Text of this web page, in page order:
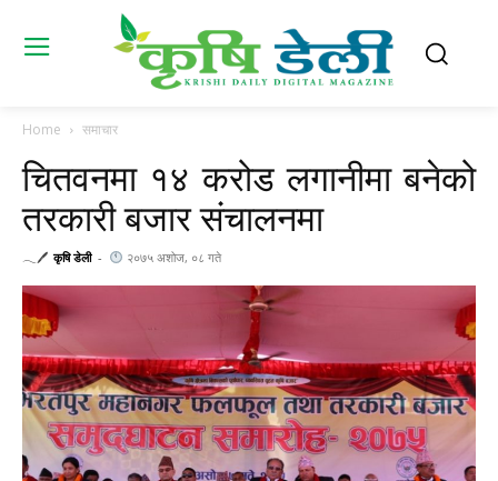
Home समाचार
चितवनमा १४ करोड लगानीमा बनेको
तरकारी बजार संचालनमा
𓂃🖊 कृषि डेली - २०७५ अशोज, ०८ गते